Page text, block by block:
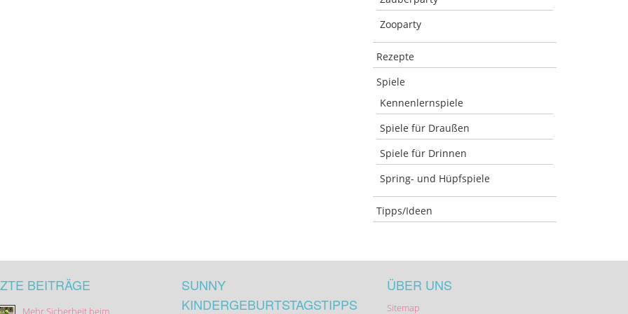
Zooparty
Rezepte
Spiele
Kennenlernspiele
Spiele für Draußen
Spiele für Drinnen
Spring- und Hüpfspiele
Tipps/Ideen
BEITRÄGE
Mehr Sicherheit beim
SUNNY
KINDERGEBURTSTAGSTIPPS
ÜBER UNS
Sitemap